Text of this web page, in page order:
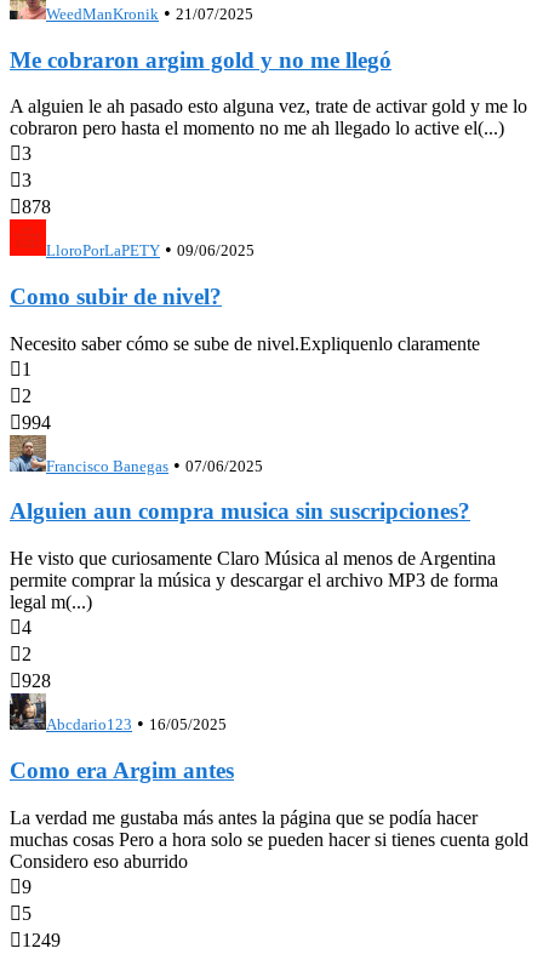
WeedManKronik • 21/07/2025
Me cobraron argim gold y no me llegó
A alguien le ah pasado esto alguna vez, trate de activar gold y me lo
cobraron pero hasta el momento no me ah llegado lo active el(...)
3
3
878
LloroPorLaPETY • 09/06/2025
Como subir de nivel?
Necesito saber cómo se sube de nivel.Expliquenlo claramente
1
2
994
Francisco Banegas • 07/06/2025
Alguien aun compra musica sin suscripciones?
He visto que curiosamente Claro Música al menos de Argentina
permite comprar la música y descargar el archivo MP3 de forma
legal m(...)
4
2
928
Abcdario123 • 16/05/2025
Como era Argim antes
La verdad me gustaba más antes la página que se podía hacer
muchas cosas Pero a hora solo se pueden hacer si tienes cuenta gold
Considero eso aburrido
9
5
1249